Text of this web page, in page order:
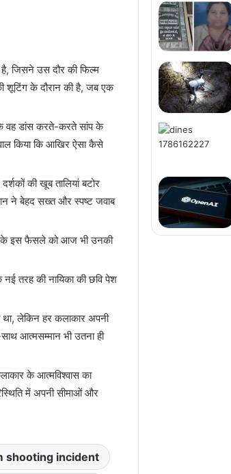
है, जिसने उस दौर की फिल्म
शूटिंग के दौरान की है, जब एक
वह डांस करते-करते सांप के
किया कि आखिर ऐसा कैसे
की खूब तालियां बटोर
ने बेहद सख्त और स्पष्ट जवाब
के इस फैसले को आज भी उनकी
नई तरह की नायिका की छवि पेश
था, लेकिन हर कलाकार अपनी
आत्मसम्मान भी उतना ही
के आत्मविश्वास का
में अपनी सीमाओं और
shooting incident